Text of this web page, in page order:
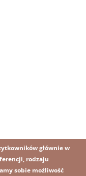
głównie w
rodzaju
sobie możliwość